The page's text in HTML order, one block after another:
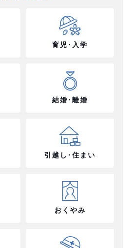
育児･入学
結婚･離婚
引越し･住まい
おくやみ